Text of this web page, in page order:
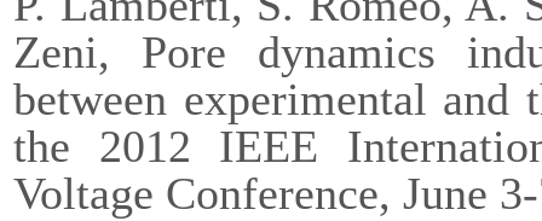
Zeni, Pore dynamics
between experimental and
the 2012 IEEE
Voltage Conference, June